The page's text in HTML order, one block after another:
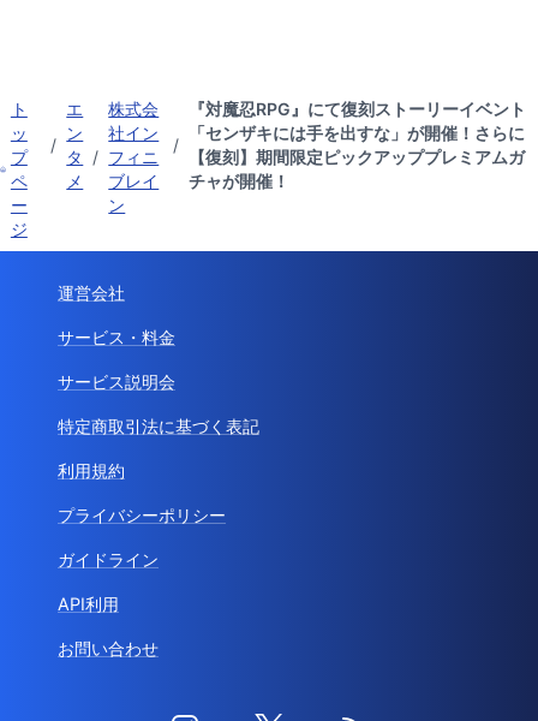
ト
ッ
プ
ペ
ー
ジ
/
エ
ン
タ
メ
/
株式会
社イン
フィニ
ブレイ
ン
/
『対魔忍RPG』にて復刻ストーリーイベント
「センザキには手を出すな」が開催！さらに
【復刻】期間限定ピックアッププレミアムガ
チャが開催！
運営会社
サービス・料金
サービス説明会
特定商取引法に基づく表記
利用規約
プライバシーポリシー
ガイドライン
API利用
お問い合わせ